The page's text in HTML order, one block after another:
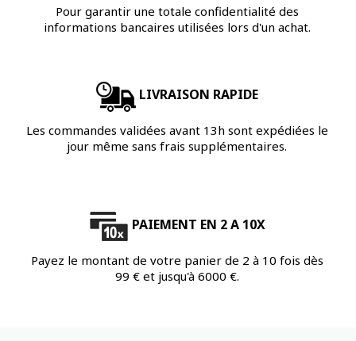
Pour garantir une totale confidentialité des
informations bancaires utilisées lors d'un achat.
LIVRAISON RAPIDE
Les commandes validées avant 13h sont expédiées le
jour même sans frais supplémentaires.
PAIEMENT EN 2 A 10X
Payez le montant de votre panier de 2 à 10 fois dès
99 € et jusqu'à 6000 €.